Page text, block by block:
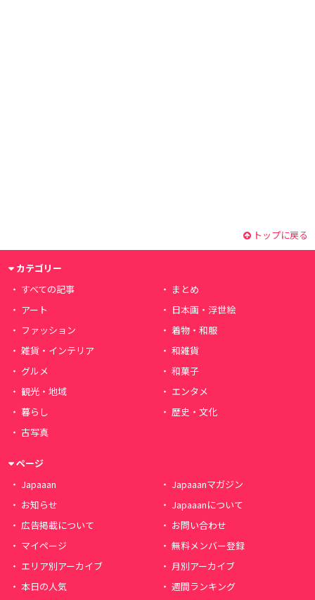
トップに戻る
カテゴリー
すべての記事
まとめ
アート
日本画・浮世絵
ファッション
着物・和服
雑貨・インテリア
和雑貨
グルメ
和菓子
観光・地域
エンタメ
暮らし
歴史・文化
古写真
ページ
Japaaan
Japaaanマガジン
お知らせ
Japaaanについて
広告掲載について
お問い合わせ
マイページ
無料メンバー登録
エリア別アーカイブ
月別アーカイブ
本日の人気
週間ランキング